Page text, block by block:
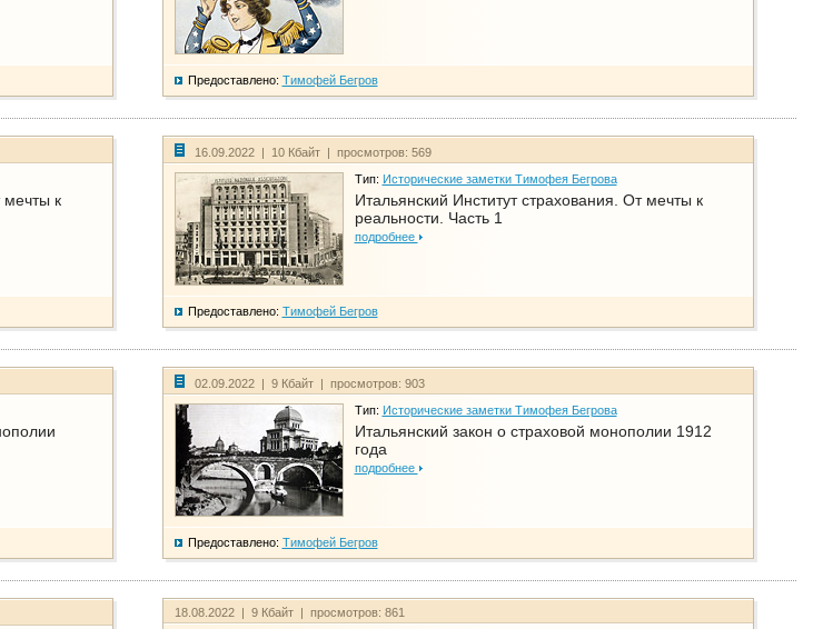
Предоставлено: Тимофей Бегров
мечты к
16.09.2022 | 10 Кбайт | просмотров: 569
Тип: Исторические заметки Тимофея Бегрова
Итальянский Институт страхования. От мечты к
реальности. Часть 1
подробнее
Предоставлено: Тимофей Бегров
02.09.2022 | 9 Кбайт | просмотров: 903
Тип: Исторические заметки Тимофея Бегрова
Итальянский закон о страховой монополии 1912
года
подробнее
Предоставлено: Тимофей Бегров
18.08.2022 | 9 Кбайт | просмотров: 861